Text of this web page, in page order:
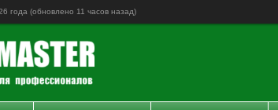
года (обновлено 11 часов назад)